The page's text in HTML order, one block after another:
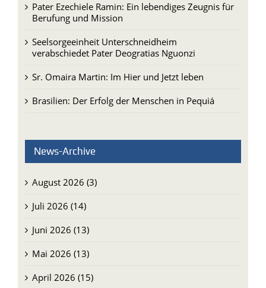
Pater Ezechiele Ramin: Ein lebendiges Zeugnis für
Berufung und Mission
Seelsorgeeinheit Unterschneidheim
verabschiedet Pater Deogratias Nguonzi
Sr. Omaira Martin: Im Hier und Jetzt leben
Brasilien: Der Erfolg der Menschen in Pequiá
News-Archive
August 2026 (3)
Juli 2026 (14)
Juni 2026 (13)
Mai 2026 (13)
April 2026 (15)